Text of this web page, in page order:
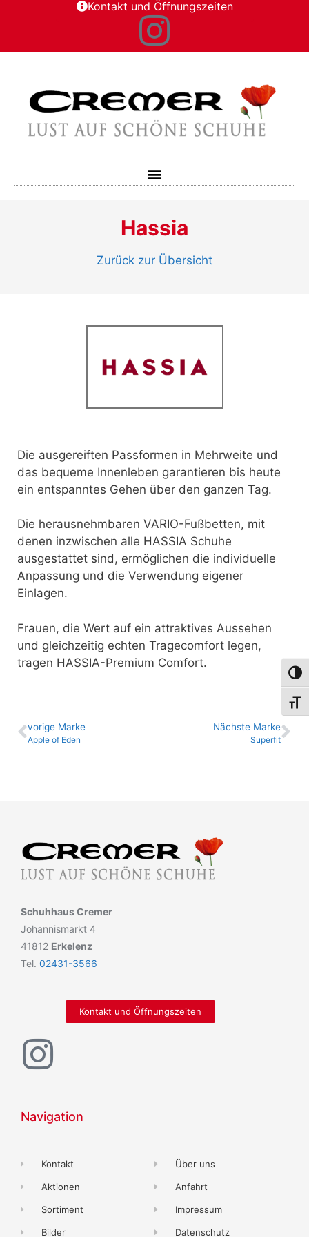
Kontakt und Öffnungszeiten
Hassia
Zurück zur Übersicht
Die ausgereiften Passformen in Mehrweite und
das bequeme Innenleben garantieren bis heute
ein entspanntes Gehen über den ganzen Tag.
Die herausnehmbaren VARIO-Fußbetten, mit
denen inzwischen alle HASSIA Schuhe
ausgestattet sind, ermöglichen die individuelle
Anpassung und die Verwendung eigener
Einlagen.
Frauen, die Wert auf ein attraktives Aussehen
und gleichzeitig echten Tragecomfort legen,
tragen HASSIA-Premium Comfort.
vo­ri­ge Marke
Apple of Eden
Nächste Marke
Superfit
Schuhhaus Cremer
Johannismarkt 4
41812 Erkelenz
Tel. 02431-3566
Kontakt und Öffnungszeiten
Navigation
Kontakt
Aktionen
Sortiment
Bilder
Über uns
Anfahrt
Impressum
Datenschutz